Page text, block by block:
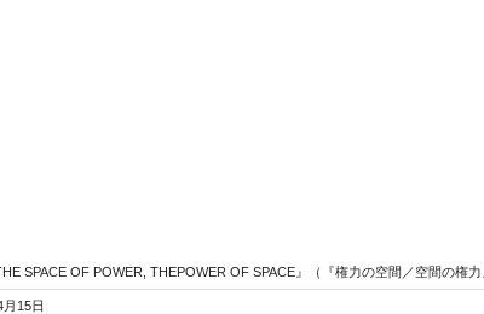
SPACE OF POWER, THEPOWER OF SPACE』（『権力の空間／空間の権
15日